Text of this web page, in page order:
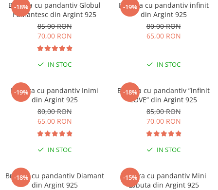
-18%
Bratara cu pandantiv Globul
Pamantesc din Argint 925
85,00 RON
70,00 RON
IN STOC
-19%
Bratara cu pandantiv infinit
din Argint 925
80,00 RON
65,00 RON
IN STOC
-19%
Bratara cu pandantiv Inimi
din Argint 925
80,00 RON
65,00 RON
IN STOC
-18%
Bratara cu pandantiv ”infinit
LOVE” din Argint 925
85,00 RON
70,00 RON
IN STOC
-18%
Bratara cu pandantiv Diamant
din Argint 925
-15%
Bratara cu pandantiv Mini
Labuta din Argint 925